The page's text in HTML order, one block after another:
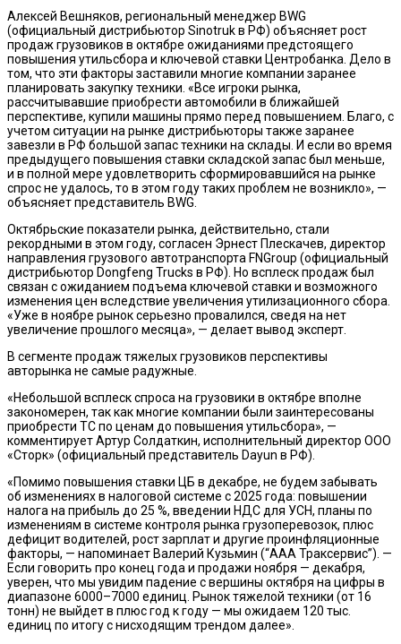
Алексей Вешняков, региональный менеджер BWG
(официальный дистрибьютор Sinotruk в РФ) объясняет рост
продаж грузовиков в октябре ожиданиями предстоящего
повышения утильсбора и ключевой ставки Центробанка. Дело в
том, что эти факторы заставили многие компании заранее
планировать закупку техники. «Все игроки рынка,
рассчитывавшие приобрести автомобили в ближайшей
перспективе, купили машины прямо перед повышением. Благо, с
учетом ситуации на рынке дистрибьюторы также заранее
завезли в РФ большой запас техники на склады. И если во время
предыдущего повышения ставки складской запас был меньше,
и в полной мере удовлетворить сформировавшийся на рынке
спрос не удалось, то в этом году таких проблем не возникло», —
объясняет представитель BWG.
Октябрьские показатели рынка, действительно, стали
рекордными в этом году, согласен Эрнест Плескачев, директор
направления грузового автотранспорта FNGroup (официальный
дистрибьютор Dongfeng Trucks в РФ). Но всплеск продаж был
связан с ожиданием подъема ключевой ставки и возможного
изменения цен вследствие увеличения утилизационного сбора.
«Уже в ноябре рынок серьезно провалился, сведя на нет
увеличение прошлого месяца», — делает вывод эксперт.
В сегменте продаж тяжелых грузовиков перспективы
авторынка не самые радужные.
«Небольшой всплеск спроса на грузовики в октябре вполне
закономерен, так как многие компании были заинтересованы
приобрести ТС по ценам до повышения утильсбора», —
комментирует Артур Солдаткин, исполнительный директор ООО
«Сторк» (официальный представитель Dayun в РФ).
«Помимо повышения ставки ЦБ в декабре, не будем забывать
об изменениях в налоговой системе с 2025 года: повышении
налога на прибыль до 25 %, введении НДС для УСН, планы по
изменениям в системе контроля рынка грузоперевозок, плюс
дефицит водителей, рост зарплат и другие проинфляционные
факторы, — напоминает Валерий Кузьмин (“ААА Траксервис”). —
Если говорить про конец года и продажи ноября — декабря,
уверен, что мы увидим падение с вершины октября на цифры в
диапазоне 6000–7000 единиц. Рынок тяжелой техники (от 16
тонн) не выйдет в плюс год к году — мы ожидаем 120 тыс.
единиц по итогу с нисходящим трендом далее».